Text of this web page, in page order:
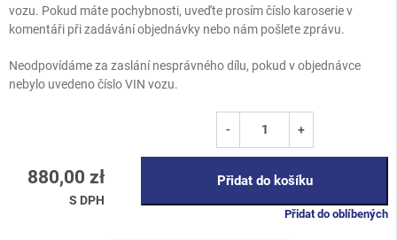
vozu. Pokud máte pochybnosti, uveďte prosím číslo karoserie v
komentáři při zadávání objednávky nebo nám pošlete zprávu.
Neodpovídáme za zaslání nesprávného dílu, pokud v objednávce
nebylo uvedeno číslo VIN vozu.
880,00 zł
S DPH
- +
Přidat do košíku
Přidat do oblíbených